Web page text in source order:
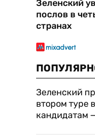
Зеленский
послов в
странах
Зеленский
втором туре
кандидатам